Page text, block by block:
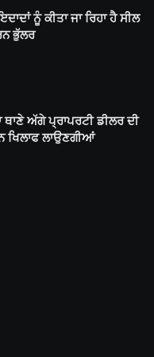
ਨੂੰ ਕੀਤਾ ਜਾ ਰਿਹਾ ਹੈ ਸੀਲ
ਭੁੱਲਰ
ਅੱਗੇ ਪ੍ਰਾਪਰਟੀ ਡੀਲਰ ਦੀ
ਖਿਲਾਫ ਲਾਉਣਗੀਆਂ